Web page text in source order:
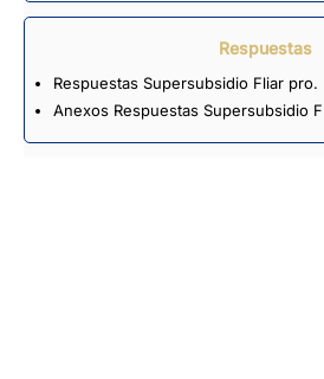
Respuestas
Respuestas Supersubsidio Fliar pro.
Anexos Respuestas Supersubsidio